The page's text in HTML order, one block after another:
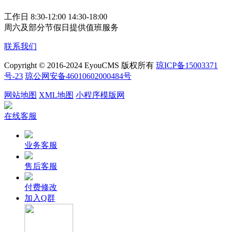
工作日 8:30-12:00 14:30-18:00
周六及部分节假日提供值班服务
联系我们
Copyright © 2016-2024 EyouCMS 版权所有 琼ICP备15003371
号-23 琼公网安备46010602000484号
网站地图 XML地图 小程序模版网
在线客服
业务客服
售后客服
付费修改
加入Q群